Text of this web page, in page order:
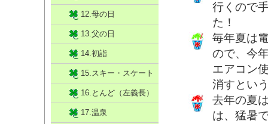
行くので
た！
毎年夏は
ので、今
エアコン
消すとい
去年の夏
は、猛暑
12.母の日
13.父の日
14.初詣
15.スキー・スケート
16.とんど（左義長）
17.温泉